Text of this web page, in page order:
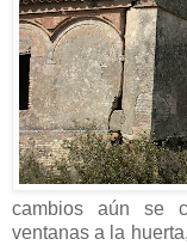
cambios aún se
ventanas a la